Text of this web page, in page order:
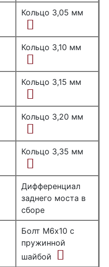
Кольцо 3,05 мм
Кольцо 3,10 мм
Кольцо 3,15 мм
Кольцо 3,20 мм
Кольцо 3,35 мм
Дифференциал
заднего моста в
сборе
Болт М6х10 с
пружинной
шайбой